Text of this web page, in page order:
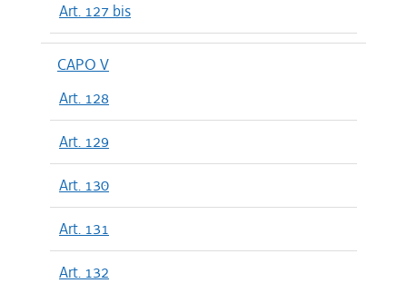
Art. 127 bis
CAPO V
Art. 128
Art. 129
Art. 130
Art. 131
Art. 132